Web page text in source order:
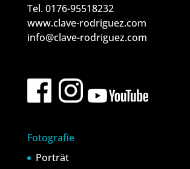
Tel. 0176-95518232
www.clave-rodriguez.com
info@clave-rodriguez.com
Fotografie
Porträt